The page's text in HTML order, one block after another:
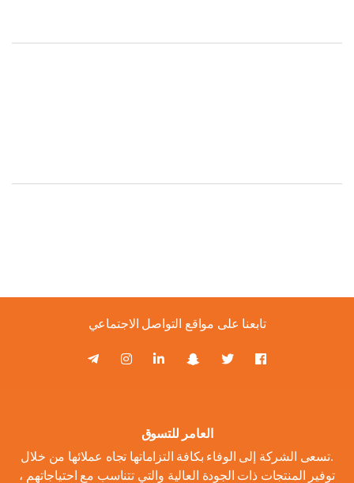
تابعنا على مواقع التواصل الاجتماعي
العامر للتسوق
.تسعى الشركة إلى الوفاء بكافة التزاماتها تجاه عملائها من خلال
توفير المنتجات ذات الجودة العالية والتي تتناسب مع احتياجاتهم ،